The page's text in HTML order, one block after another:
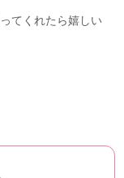
てくれたら嬉しい